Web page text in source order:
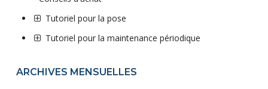
Tutoriel pour la pose
Tutoriel pour la maintenance périodique
ARCHIVES MENSUELLES